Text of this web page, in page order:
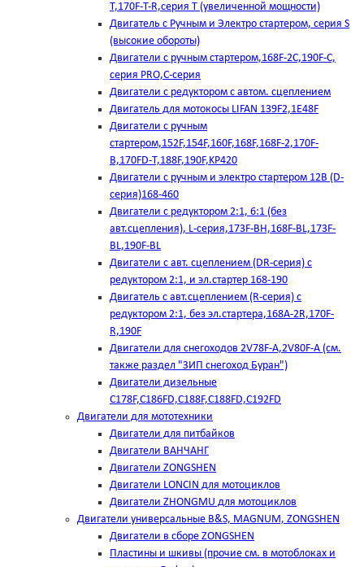
T,170F-T-R,серия Т (увеличенной мощности)
Двигатель с Ручным и Электро стартером, серия S
(высокие обороты)
Двигатели с ручным стартером,168F-2C,190F-C,
серия PRO,C-серия
Двигатели с редуктором с автом. сцеплением
Двигатель для мотокосы LIFAN 139F2,1E48F
Двигатели с ручным
стартером,152F,154F,160F,168F,168F-2,170F-
B,170FD-T,188F,190F,KP420
Двигатели с ручным и электро стартером 12В (D-
серия)168-460
Двигатели с редуктором 2:1, 6:1 (без
авт.сцепления), L-серия,173F-BH,168F-BL,173F-
BL,190F-BL
Двигатели с авт. сцеплением (DR-серия) с
редуктором 2:1, и эл.стартер 168-190
Двигатель с авт.сцеплением (R-серия) с
редуктором 2:1, без эл.стартера,168А-2R,170F-
R,190F
Двигатели для снегоходов 2V78F-A,2V80F-A (см.
также раздел "ЗИП снегоход Буран")
Двигатели дизельные
C178F,С186FD,C188F,C188FD,C192FD
Двигатели для мототехники
Двигатели для питбайков
Двигатели ВАНЧАНГ
Двигатели ZONGSHEN
Двигатели LONCIN для мотоциклов
Двигатели ZHONGMU для мотоциклов
Двигатели универсальные B&S, MAGNUM, ZONGSHEN
Двигатели в сборе ZONGSHEN
Пластины и шкивы (прочие см. в мотоблоках и